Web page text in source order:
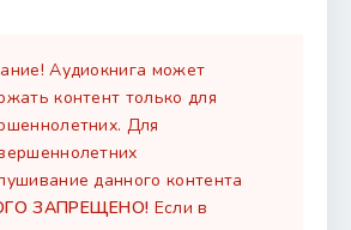
Аудиокнига может
контент только для
Для
данного контента
ЗАПРЕЩЕНО! Если в